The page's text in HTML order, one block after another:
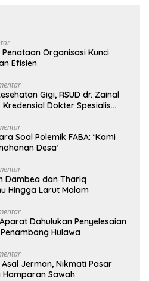
Organisasi Kunci
Efisien
Gigi, RSUD dr. Zainal
Dokter Spesialis
Soal Polemik FABA: ‘Kami
Desa’
Dambea dan Thariq
Hingga Larut Malam
Dahulukan Penyelesaian
Hulawa
Jerman, Nikmati Pasar
Sawah